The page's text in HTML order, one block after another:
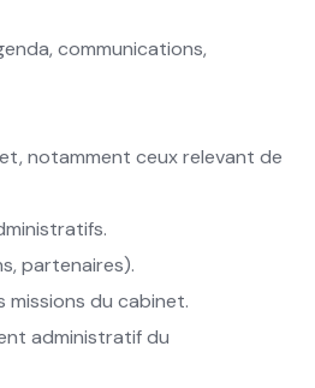
communications,
notamment ceux relevant de
partenaires).
missions du cabinet.
administratif du